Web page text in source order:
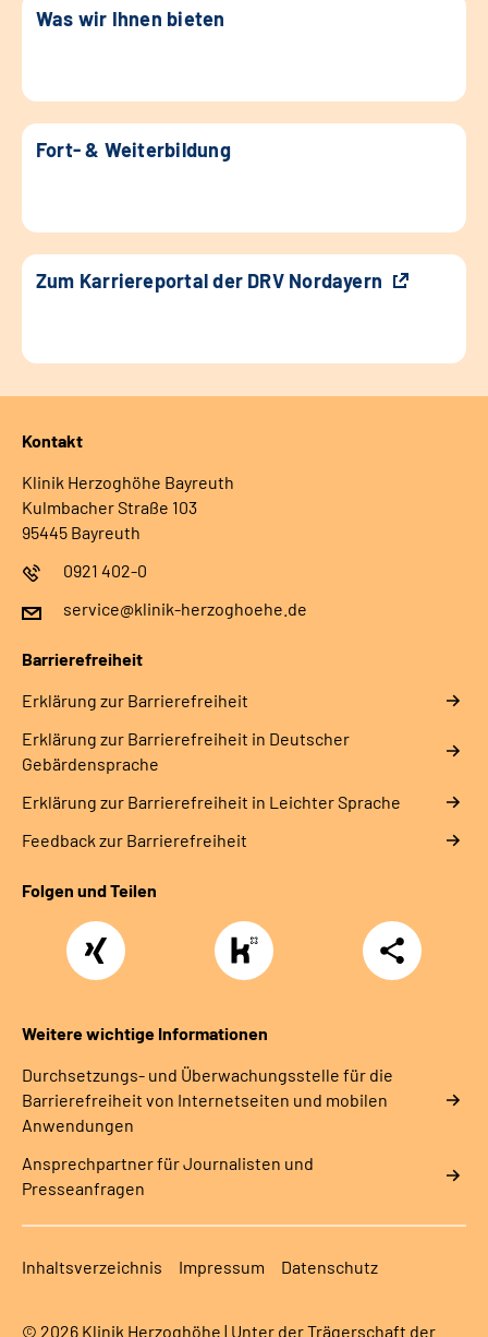
Was wir Ihnen bieten
Fort- & Weiterbildung
Zum Karriereportal der DRV Nordayern
Kontakt
Klinik Herzoghöhe Bayreuth
Kulmbacher Straße 103
95445 Bayreuth
0921 402-0
service@klinik-herzoghoehe.de
Barrierefreiheit
Erklärung zur Barrierefreiheit
Erklärung zur Barrierefreiheit in Deutscher
Gebärdensprache
Erklärung zur Barrierefreiheit in Leichter Sprache
Feedback zur Barrierefreiheit
Folgen und Teilen
Xing
https://www.kununu.com/de/deutsche-
rentenversicherung-
nordbayern6
Teilen
Weitere wichtige Informationen
Durchsetzungs- und Überwachungsstelle für die
Barrierefreiheit von Internetseiten und mobilen
Anwendungen
Ansprechpartner für Journalisten und
Presseanfragen
Inhaltsverzeichnis Impressum Datenschutz
© 2026 Klinik Herzoghöhe | Unter der Trägerschaft der